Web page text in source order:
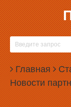
Главная
Новости
30.11.2006, 09:30
СЕРГЕЙ
Политсовет,
обнародовала
пойдет на выборы
на встрече с